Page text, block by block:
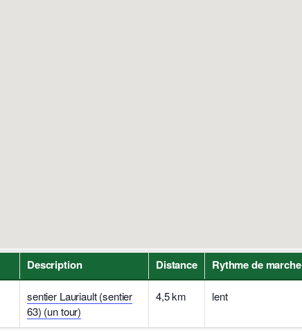
Description Distance Rythme de marche
sentier Lauriault (sentier
63) (un tour)
4,5 km lent